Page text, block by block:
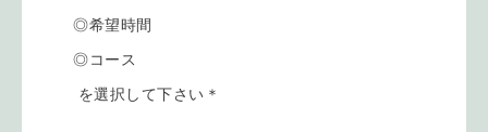
◎希望時間
◎コース
を選択して下さい＊